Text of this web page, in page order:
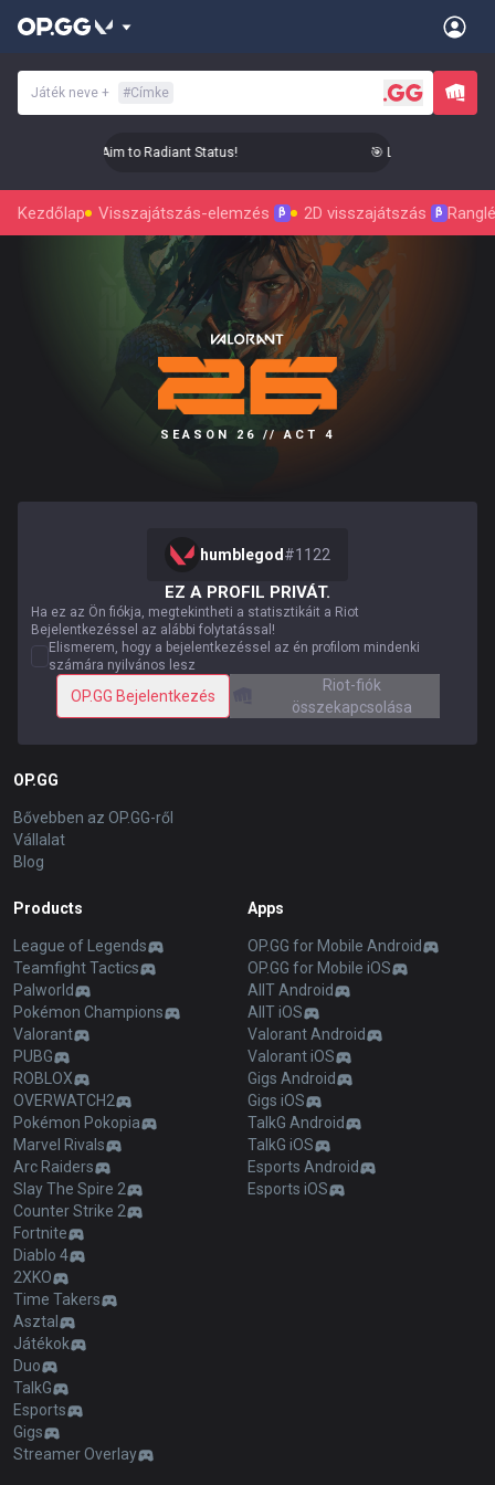
Játék neve + #Címke
Level Up Your Aim to Radiant Status! 🎯 Level Up Your
Kezdőlap Visszajátszás-elemzés β 2D visszajátszás β
SEASON 26 // ACT 4
humblegod #1122
EZ A PROFIL PRIVÁT.
Ha ez az Ön fiókja, megtekintheti a statisztikáit a Riot
Bejelentkezéssel az alábbi folytatással!
Elismerem, hogy a bejelentkezéssel az én profilom mindenki
számára nyilvános lesz
OP.GG Bejelentkezés
Riot-fiók
összekapcsolása
OP.GG
Bővebben az OP.GG-ről
Vállalat
Blog
Products
League of Legends
Teamfight Tactics
Palworld
Pokémon Champions
Valorant
PUBG
ROBLOX
OVERWATCH2
Pokémon Pokopia
Marvel Rivals
Arc Raiders
Slay The Spire 2
Counter Strike 2
Fortnite
Diablo 4
2XKO
Time Takers
Asztal
Játékok
Duo
TalkG
Esports
Gigs
Streamer Overlay
Apps
OP.GG for Mobile Android
OP.GG for Mobile iOS
AllT Android
AllT iOS
Valorant Android
Valorant iOS
Gigs Android
Gigs iOS
TalkG Android
TalkG iOS
Esports Android
Esports iOS